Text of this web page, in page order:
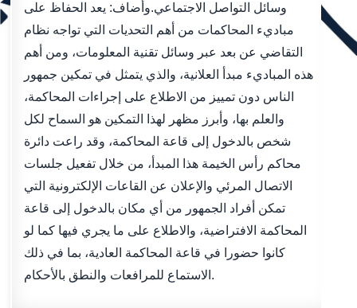
وسائل التواصل الاجتماعي.وأضاف: يعد الحفاظ على
مباديء المحاكمات من أهم التحديات التي تواجه نظام
التقاضي عن بعد عبر وسائل تقنية المعلومات، ومن أهم
هذه المباديء مبدأ العلانية، والذي يتمثل في تمكين جمهور
الناس دون تمييز من الاطلاع على إجراءات المحاكمة،
والعلم بها، وأبرز مظهر لهذا التمكين هو السماح لكل
شخص بالدخول إلى قاعة المحاكمة، وقد راعت دائرة
محاكم رأس الخيمة هذا المبدأ، من خلال تفعيل جلسات
الاتصال المرئي والإعلان عن القاعات الإلكترونية التي
تمكن أفراد الجمهور من أي مكان بالدخول إلى قاعة
المحاكمة الافتراضية، والاطلاع على ما يجري فيها كما لو
كانوا حضورا في قاعة المحاكمة العادية، بما في ذلك
الاستماع للمرافعات والنطق بالأحكام.